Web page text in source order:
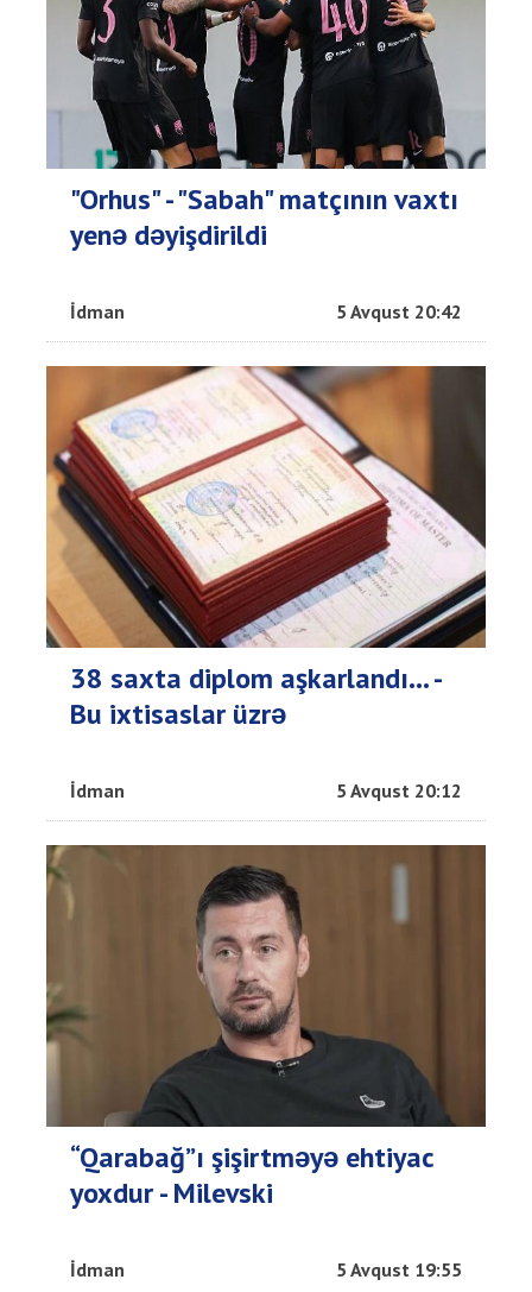
"Orhus" - "Sabah" matçının vaxtı
yenə dəyişdirildi
İdman 5 Avqust 20:42
38 saxta diplom aşkarlandı... -
Bu ixtisaslar üzrə
İdman 5 Avqust 20:12
“Qarabağ”ı şişirtməyə ehtiyac
yoxdur - Milevski
İdman 5 Avqust 19:55